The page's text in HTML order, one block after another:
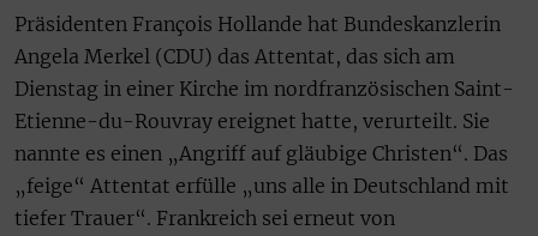
Präsidenten François Hollande hat Bundeskanzlerin
Angela Merkel (CDU) das Attentat, das sich am
Dienstag in einer Kirche im nordfranzösischen Saint-
Etienne-du-Rouvray ereignet hatte, verurteilt. Sie
nannte es einen „Angriff auf gläubige Christen“. Das
„feige“ Attentat erfülle „uns alle in Deutschland mit
tiefer Trauer“. Frankreich sei erneut von